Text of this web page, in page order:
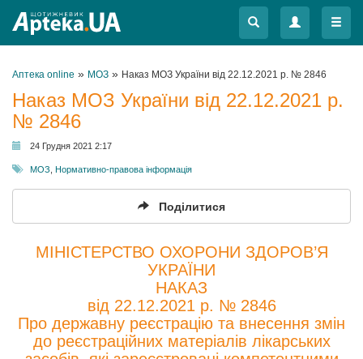
Меню
Меню
Аптека online » МОЗ » Наказ МОЗ України від 22.12.2021 р. № 2846
Наказ МОЗ України від 22.12.2021 р.
№ 2846
24 Грудня 2021 2:17
МОЗ Нормативно-правова інформація
Поділитися
МІНІСТЕРСТВО ОХОРОНИ ЗДОРОВ’Я
УКРАЇНИ
НАКАЗ
від 22.12.2021 р. № 2846
Про державну реєстрацію та внесення змін
до реєстраційних матеріалів лікарських